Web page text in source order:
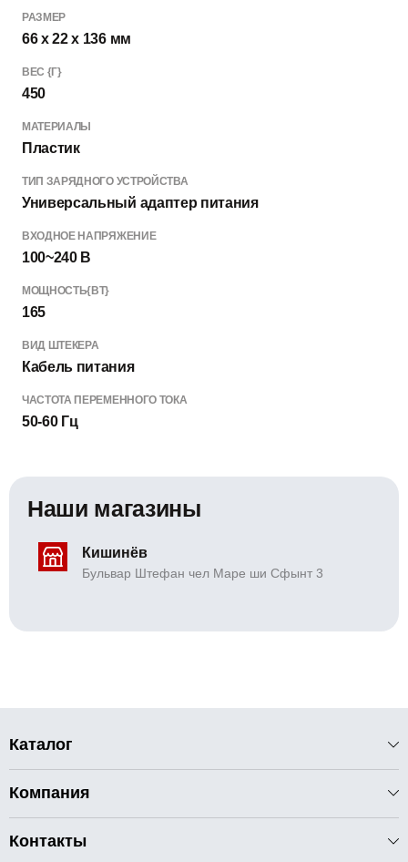
РАЗМЕР
66 x 22 x 136 мм
ВЕС {Г}
450
МАТЕРИАЛЫ
Пластик
ТИП ЗАРЯДНОГО УСТРОЙСТВА
Универсальный адаптер питания
ВХОДНОЕ НАПРЯЖЕНИЕ
100~240 В
МОЩНОСТЬ{ВТ}
165
ВИД ШТЕКЕРА
Кабель питания
ЧАСТОТА ПЕРЕМЕННОГО ТОКА
50-60 Гц
Наши магазины
Кишинёв
Бульвар Штефан чел Маре ши Сфынт 3
Каталог
Компания
Контакты